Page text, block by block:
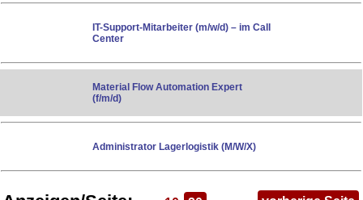
IT-Support-Mitarbeiter (m/w/d) – im Call
Center
Material Flow Automation Expert
(f/m/d)
Administrator Lagerlogistik (M/W/X)